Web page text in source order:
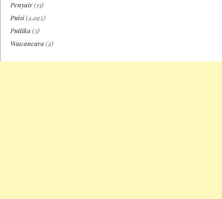
Penyair(13)
Puisi(2,025)
Puitika (3)
Wawancara (2)